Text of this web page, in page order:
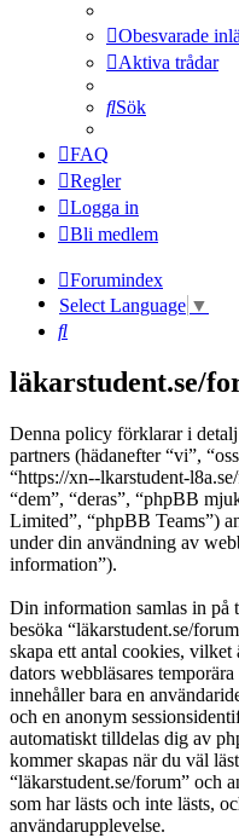
Obesvarade
Aktiva trådar
Sök
FAQ
Regler
Logga in
Bli medlem
Forumindex
Select Language ▼
Sök
läkarstudent.se/
Denna policy förklarar i
partners (hädanefter “vi”,
“https://xn--lkarstudent-
“dem”, “deras”, “phpBB
Limited”, “phpBB Teams”)
under din användning av
information”).
Din information samlas in på
besöka “läkarstudent.se/
skapa ett antal cookies,
dators webbläsares
innehåller bara en
och en anonym
automatiskt tilldelas dig av
kommer skapas när du väl
“läkarstudent.se/forum” och
som har lästs och inte lästs,
användarupplevelse.